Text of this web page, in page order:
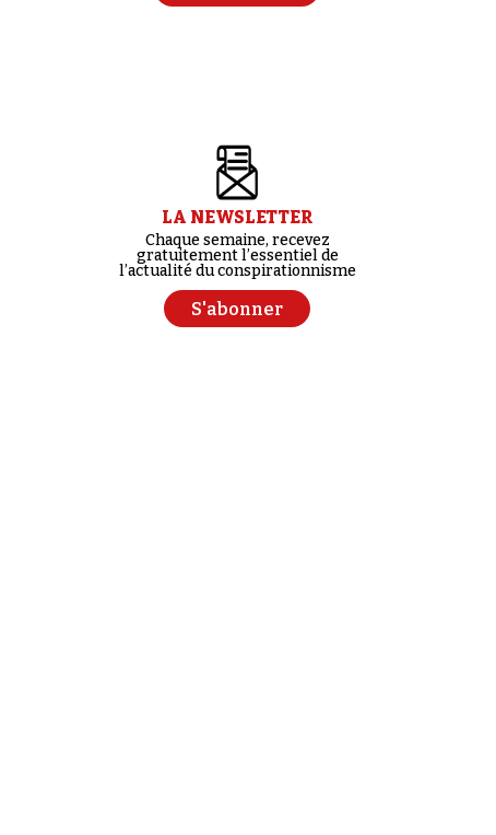
LA NEWSLETTER
Chaque semaine, recevez
gratuitement l’essentiel de
l’actualité du conspirationnisme
S'abonner